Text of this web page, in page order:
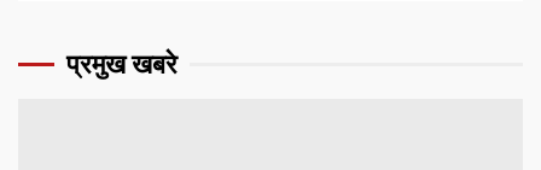
प्रमुख खबरे